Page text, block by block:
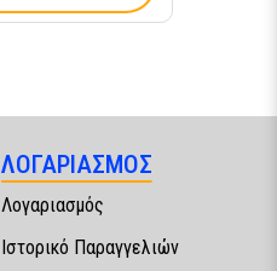
ΛΟΓΑΡΙΑΣΜΟΣ
Λογαριασμός
Ιστορικό Παραγγελιών